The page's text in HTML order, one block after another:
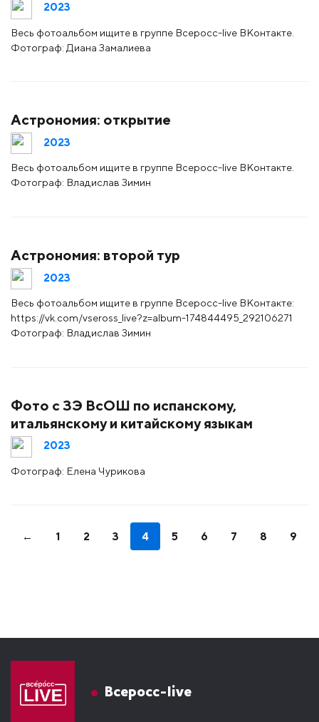
2023
Весь фотоальбом ищите в группе Всеросс-live ВКонтакте.
Фотограф: Диана Замалиева
Астрономия: открытие
2023
Весь фотоальбом ищите в группе Всеросс-live ВКонтакте.
Фотограф: Владислав Зимин
Астрономия: второй тур
2023
Весь фотоальбом ищите в группе Всеросс-live ВКонтакте:
https://vk.com/vseross_live?z=album-174844495_292106271
Фотограф: Владислав Зимин
Фото с ЗЭ ВсОШ по испанскому,
итальянскому и китайскому языкам
2023
Фотограф: Елена Чурикова
← 1 2 3 4 5 6 7 8 9
Всеросс-live